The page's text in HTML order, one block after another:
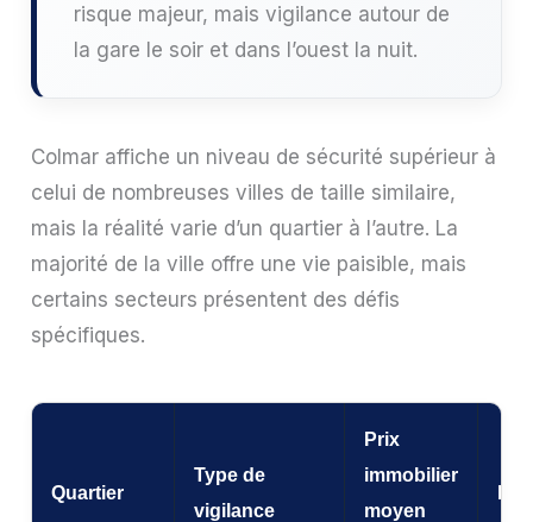
risque majeur, mais vigilance autour de
la gare le soir et dans l’ouest la nuit.
Colmar affiche un niveau de sécurité supérieur à
celui de nombreuses villes de taille similaire,
mais la réalité varie d’un quartier à l’autre. La
majorité de la ville offre une vie paisible, mais
certains secteurs présentent des défis
spécifiques.
Quartier
Type de
vigilance
Prix
immobilier
moyen